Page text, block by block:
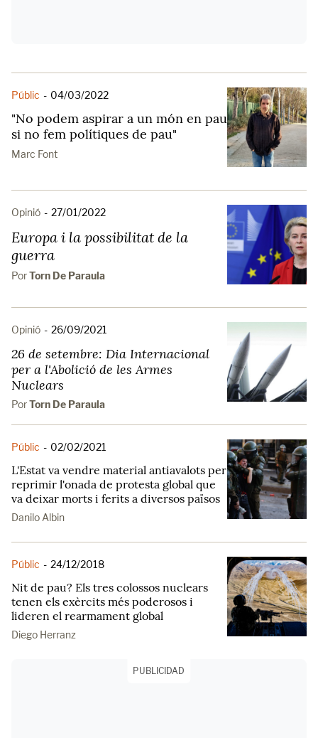
Públic - 04/03/2022
"No podem aspirar a un món en pau
si no fem polítiques de pau"
Marc Font
Opinió - 27/01/2022
Europa i la possibilitat de la
guerra
PorTorn De Paraula
Opinió - 26/09/2021
26 de setembre: Dia Internacional
per a l'Abolició de les Armes
Nuclears
PorTorn De Paraula
Públic - 02/02/2021
L'Estat va vendre material antiavalots per
reprimir l'onada de protesta global que
va deixar morts i ferits a diversos països
Danilo Albin
Públic - 24/12/2018
Nit de pau? Els tres colossos nuclears
tenen els exèrcits més poderosos i
lideren el rearmament global
Diego Herranz
PUBLICIDAD